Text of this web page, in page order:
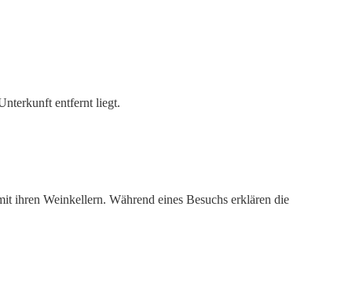
entfernt liegt.
ihren Weinkellern. Während eines Besuchs erklären die